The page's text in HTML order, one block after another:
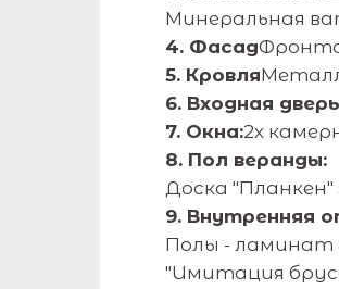
Минеральная
4. Фасад
5. Кровля
6. Входная
7. Окна:2х
8. Пол веранды:
Доска "Планкен"
9. Внутренняя
Полы - ламинат
"Имитация